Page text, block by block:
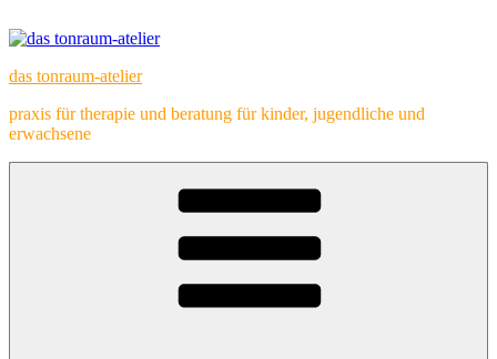
Inhalt
das tonraum-atelier
praxis für therapie und beratung für kinder, jugendliche und
erwachsene